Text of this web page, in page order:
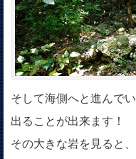
そして海側へと進んで
出ることが出来ます！
その大きな岩を見ると